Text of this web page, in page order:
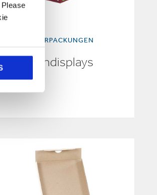
RETAIL VERPACKUNGEN
Thekendisplays